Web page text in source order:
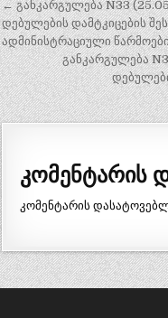
პოსტის
ნავიგაცია
← განკარგულება N33
დებულების დამტკიცების
ადმინისტრაციული
განკარგულება
კომენტარის
კომენტარის